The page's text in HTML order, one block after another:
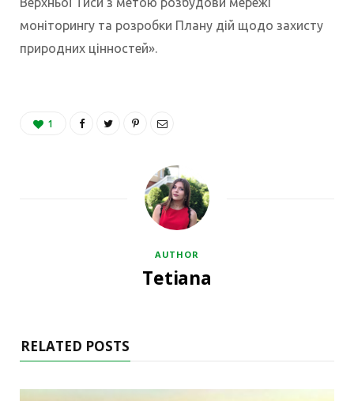
моніторингу та розробки Плану дій щодо захисту
природних цінностей».
1
AUTHOR
Tetiana
RELATED POSTS